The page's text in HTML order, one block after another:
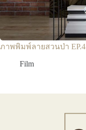
ภาพพิมพ์ลายสวนป่า EP.4
Film